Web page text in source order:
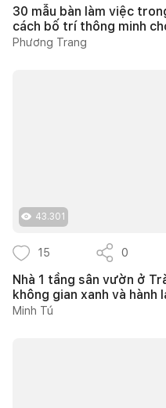
30 mẫu bàn làm việc
cách bố trí thông minh
Phương Trang
43.301
15 0
Nhà 1 tầng sân vườn ở
không gian xanh và hành
Minh Tú